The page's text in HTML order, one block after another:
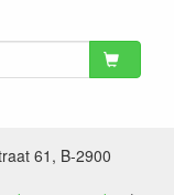
61, B-2900